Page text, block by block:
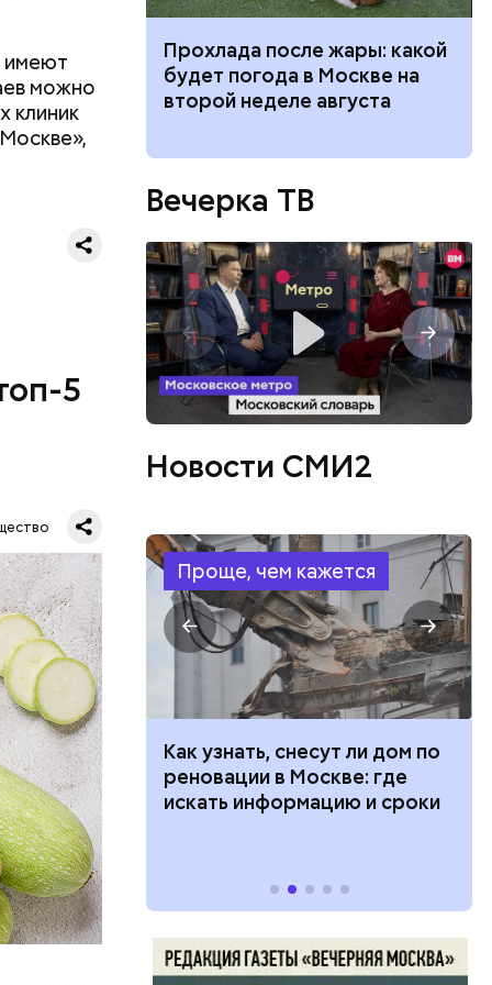
имеют
можно
клиник
5
без
день, и
Прохлада после жары: какой
будет погода в Москве на
второй неделе августа
Вечерка ТВ
Новости СМИ2
Проще, чем кажется
тысяч
при
кто может
нужны
Как узнать, снесут ли дом по
реновации в Москве: где
искать информацию и сроки